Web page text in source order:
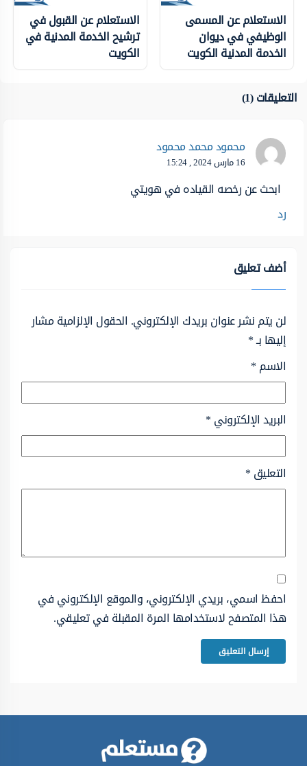
الاستعلام عن المسمى
الوظيفي في ديوان
الخدمة المدنية الكويت
الاستعلام عن القبول في
ترشيح الخدمة المدنية في
الكويت
التعليقات (1)
محمود محمد محمود
16 مارس 2024 , 15:24
ابحث عن رخصه القياده في هويتي
رد
أضف تعليق
لن يتم نشر عنوان بريدك الإلكتروني. الحقول الإلزامية مشار
إليها بـ*
الاسم*
البريد الإلكتروني*
التعليق*
احفظ اسمي، بريدي الإلكتروني، والموقع الإلكتروني في
هذا المتصفح لاستخدامها المرة المقبلة في تعليقي.